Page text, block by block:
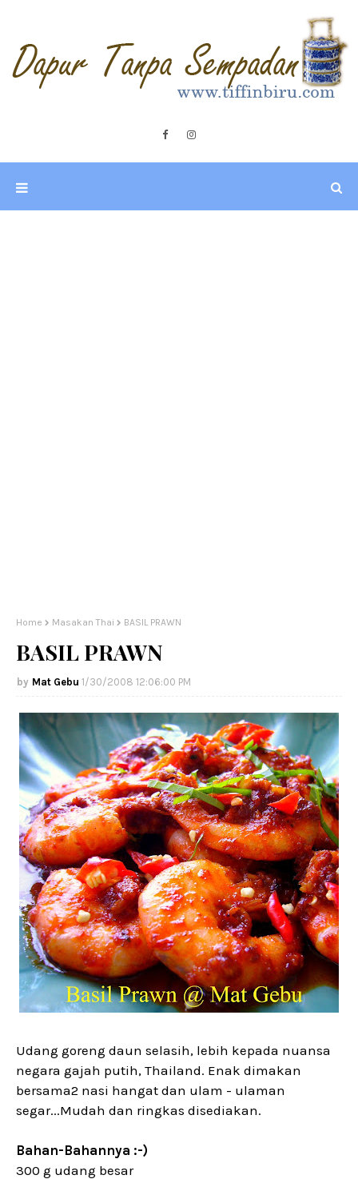
Home Masakan Thai BASIL PRAWN
BASIL PRAWN
Mat Gebu 1/30/2008 12:06:00 PM
Udang goreng daun selasih, lebih kepada nuansa
negara gajah putih, Thailand. Enak dimakan
bersama2 nasi hangat dan ulam - ulaman
segar...Mudah dan ringkas disediakan.
Bahan-Bahannya :-)
300 g udang besar